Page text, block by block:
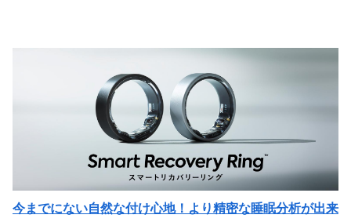
今までにない自然な付け心地！より精密な睡眠分析が出来